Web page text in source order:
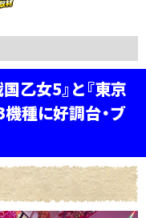
乙女5』と『東京
機種に好調台・ブ